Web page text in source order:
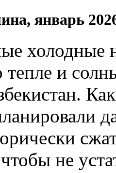
январь
холодные
тепле и
не